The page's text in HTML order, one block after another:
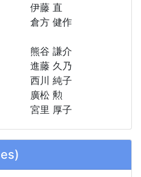
伊藤 直
倉方 健作
熊谷 謙介
進藤 久乃
西川 純子
廣松 勲
宮里 厚子